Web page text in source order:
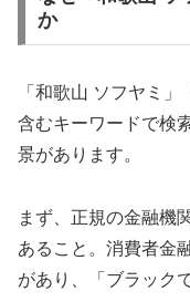
か
「和歌山 ソフヤミ
含むキーワードで検
景があります。
まず、正規の金融機
あること。消費者金
があり、「ブラック